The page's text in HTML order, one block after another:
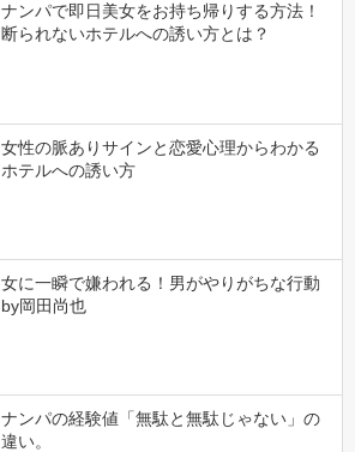
ナンパで即日美女をお持ち帰りする方法！
断られないホテルへの誘い方とは？
女性の脈ありサインと恋愛心理からわかる
ホテルへの誘い方
女に一瞬で嫌われる！男がやりがちな行動
by岡田尚也
ナンパの経験値「無駄と無駄じゃない」の
違い。